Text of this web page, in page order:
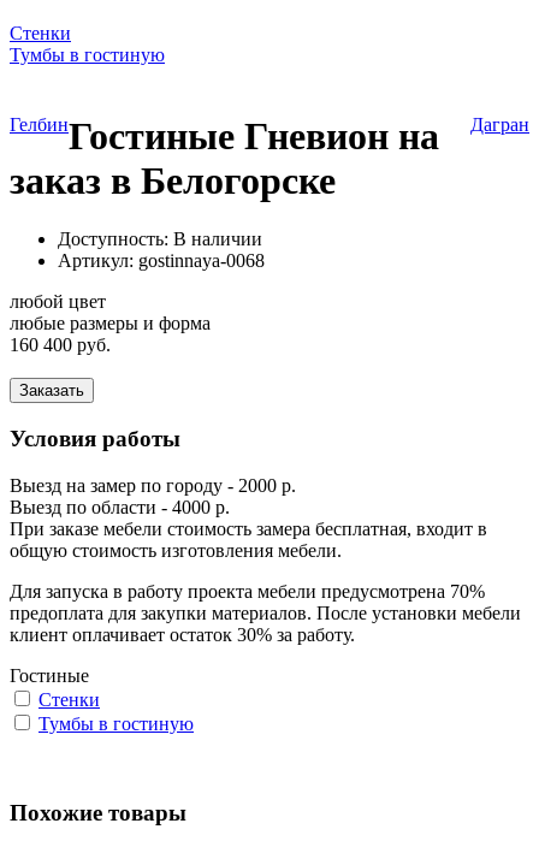
Стенки
Тумбы в гостиную
Гелбин Дагран
Гостиные Гневион на
заказ в Белогорске
Доступность: В наличии
Артикул: gostinnaya-0068
любой цвет
любые размеры и форма
160 400 руб.
Заказать
Условия работы
Выезд на замер по городу - 2000 р.
Выезд по области - 4000 р.
При заказе мебели стоимость замера бесплатная, входит в
общую стоимость изготовления мебели.
Для запуска в работу проекта мебели предусмотрена 70%
предоплата для закупки материалов. После установки мебели
клиент оплачивает остаток 30% за работу.
Гостиные
Стенки
Тумбы в гостиную
Похожие товары